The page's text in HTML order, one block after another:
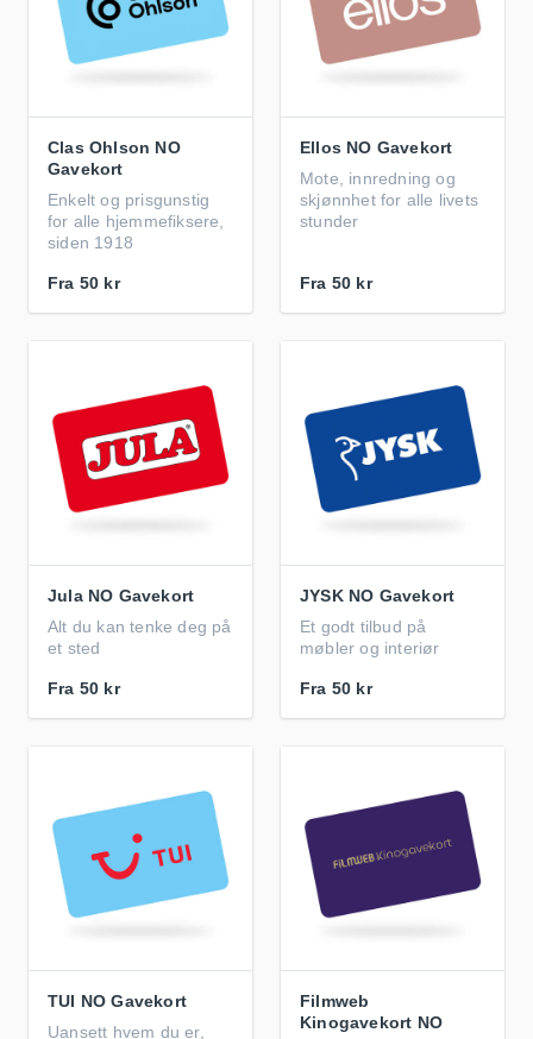
Clas Ohlson NO
Gavekort
Enkelt og prisgunstig
for alle hjemmefiksere,
siden 1918
Fra 50 kr
Ellos NO Gavekort
Mote, innredning og
skjønnhet for alle livets
stunder
Fra 50 kr
Jula NO Gavekort
Alt du kan tenke deg på
et sted
Fra 50 kr
JYSK NO Gavekort
Et godt tilbud på
møbler og interiør
Fra 50 kr
TUI NO Gavekort
Uansett hvem du er,
Filmweb
Kinogavekort NO